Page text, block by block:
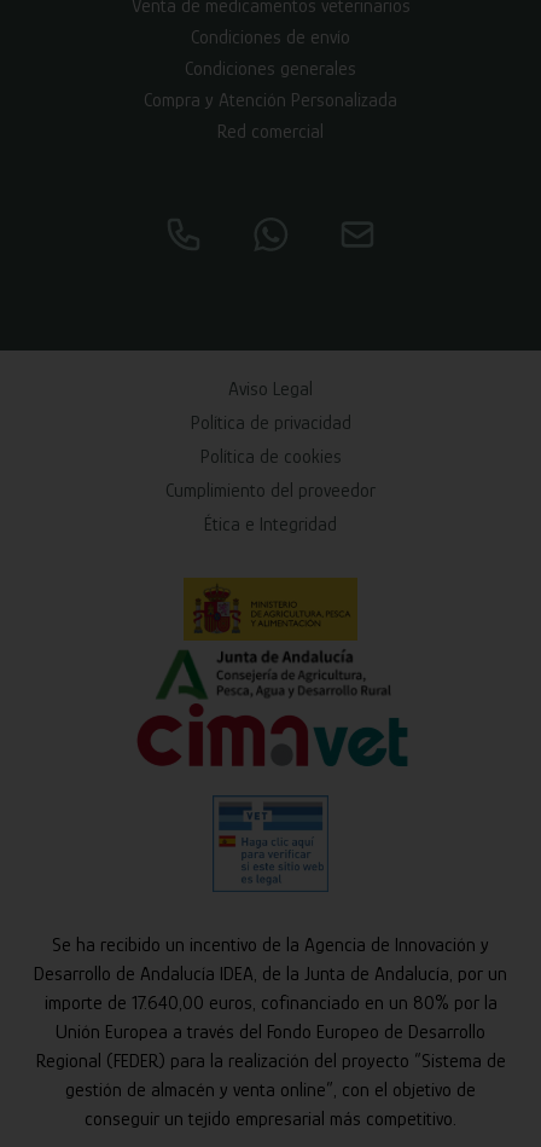
Venta de medicamentos veterinarios
Condiciones de envío
Condiciones generales
Compra y Atención Personalizada
Red comercial
Aviso Legal
Política de privacidad
Política de cookies
Cumplimiento del proveedor
Ética e Integridad
Se ha recibido un incentivo de la Agencia de Innovación y
Desarrollo de Andalucía IDEA, de la Junta de Andalucía, por un
importe de 17.640,00 euros, cofinanciado en un 80% por la
Unión Europea a través del Fondo Europeo de Desarrollo
Regional (FEDER) para la realización del proyecto “Sistema de
gestión de almacén y venta online”, con el objetivo de
conseguir un tejido empresarial más competitivo.